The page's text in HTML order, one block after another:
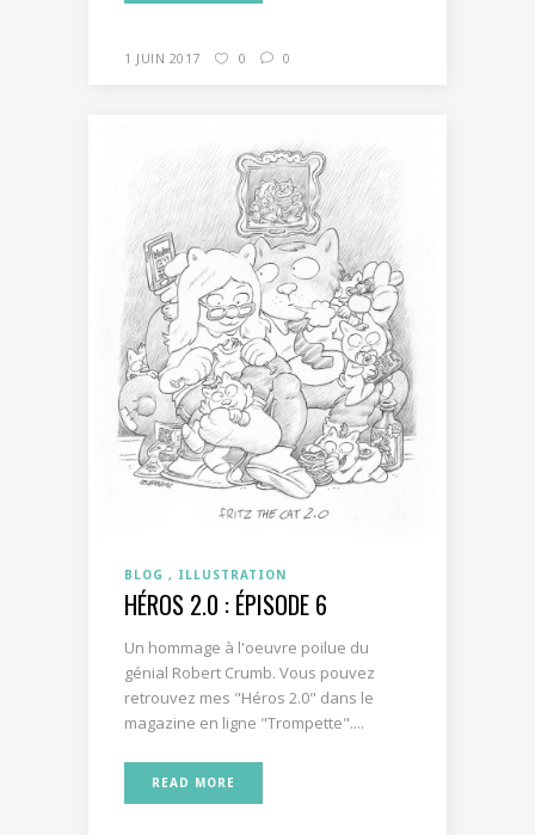
1 JUIN 2017 0 0
BLOG ILLUSTRATION
HÉROS 2.0 : ÉPISODE 6
Un hommage à l'oeuvre poilue du
génial Robert Crumb. Vous pouvez
retrouvez mes "Héros 2.0" dans le
magazine en ligne "Trompette"....
READ MORE